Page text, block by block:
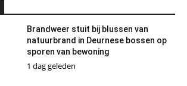
Brandweer stuit bij blussen van
natuurbrand in Deurnese bossen op
sporen van bewoning
1 dag geleden